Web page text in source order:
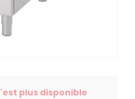
plus disponible